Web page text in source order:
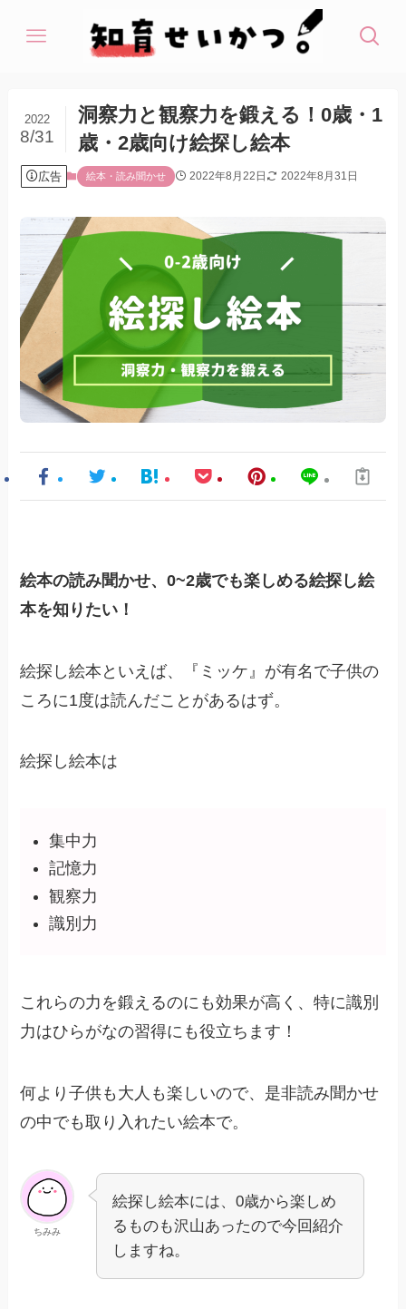
洞察力と観察力を鍛える！0歳・1
歳・2歳向け絵探し絵本
2022
8/31
広告 絵本・読み聞かせ 2022年8月22日 2022年8月31日
絵本の読み聞かせ、0~2歳でも楽しめる絵探し絵
本を知りたい！
絵探し絵本といえば、『ミッケ』が有名で子供の
ころに1度は読んだことがあるはず。
絵探し絵本は
集中力
記憶力
観察力
識別力
これらの力を鍛えるのにも効果が高く、特に識別
力はひらがなの習得にも役立ちます！
何より子供も大人も楽しいので、是非読み聞かせ
の中でも取り入れたい絵本で。
ちみみ
絵探し絵本には、0歳から楽しめ
るものも沢山あったので今回紹介
しますね。